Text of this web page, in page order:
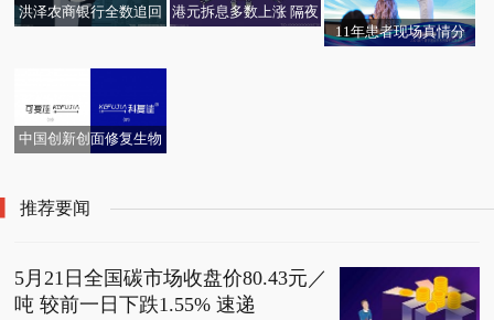
洪泽农商银行全数追回
港元拆息多数上涨 隔夜
11年患者现场真情分
中国创新创面修复生物
推荐要闻
5月21日全国碳市场收盘价80.43元／
吨 较前一日下跌1.55% 速递